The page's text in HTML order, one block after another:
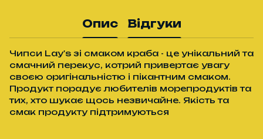
Опис Відгуки
Чипси Lay's зі смаком краба - це унікальний та
смачний перекус, котрий привертає увагу
своєю оригінальністю і пікантним смаком.
Продукт порадує любителів морепродуктів та
тих, хто шукає щось незвичайне. Якість та
смак продукту підтримуються